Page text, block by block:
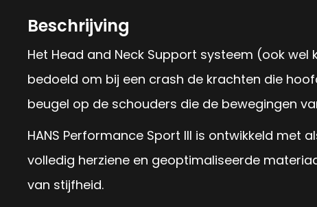
Beschrijving
Het Head and Neck Support systeem (ook
bedoeld om bij een crash de krachten die
beugel op de schouders die de bewegingen
HANS Performance Sport III is ontwikkeld met
volledig herziene en geoptimaliseerde
van stijfheid.